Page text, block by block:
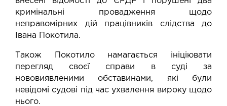
кримінальні провадження щодо
неправомірних дій працівників слідства до
Івана Покотила.
Також Покотило намагається ініціювати
перегляд своєї справи в суді за
нововиявленими обставинами, які були
невідомі судові під час ухвалення вироку щодо
нього.